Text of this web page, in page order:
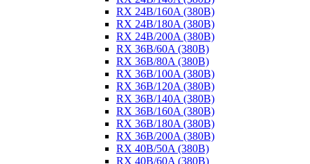
RX 24B/160A (380B)
RX 24B/180A (380B)
RX 24B/200A (380B)
RX 36B/60A (380B)
RX 36B/80A (380B)
RX 36B/100A (380B)
RX 36B/120A (380B)
RX 36B/140A (380B)
RX 36B/160A (380B)
RX 36B/180A (380B)
RX 36B/200A (380B)
RX 40B/50A (380B)
RX 40B/60A (380B)